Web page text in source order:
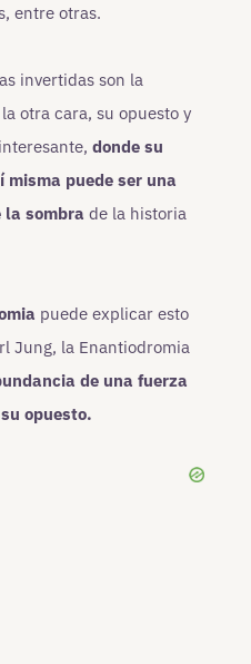
entre otras.
invertidas son la
otra cara, su opuesto y
donde su
puede ser una
la sombra de la historia
puede explicar esto
Jung, la Enantiodromia
de una fuerza
opuesto.